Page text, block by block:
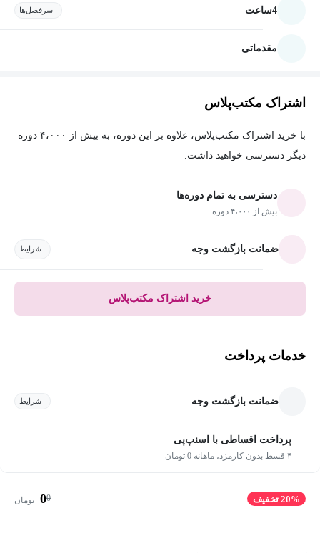
4ساعت سرفصل‌ها
مقدماتی
اشتراک مکتب‌پلاس
با خرید اشتراک مکتب‌پلاس، علاوه بر این دوره، به بیش از ۴،۰۰۰ دوره
دیگر دسترسی خواهید داشت.
دسترسی به تمام دوره‌ها
بیش از ۴،۰۰۰ دوره
ضمانت بازگشت وجه شرایط
خرید اشتراک مکتب‌پلاس
خدمات پرداخت
ضمانت بازگشت وجه شرایط
پرداخت اقساطی با اسنپ‌پی
۴ قسط بدون کارمزد، ماهانه 0 تومان
20% تخفیف 0
0 تومان